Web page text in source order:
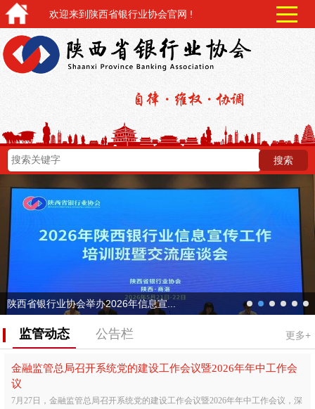
欢迎来到陕西省银行业协会官网 !
next
陕西省银行业协会举办2026年信息宣...
监管动态 公告栏 更多+
金融监管总局召开系统党的建设工作会议暨2026年年中工作会
议
7月27日，金融监管总局召开系统党的建设工作会议暨2026年年中工作会议，深